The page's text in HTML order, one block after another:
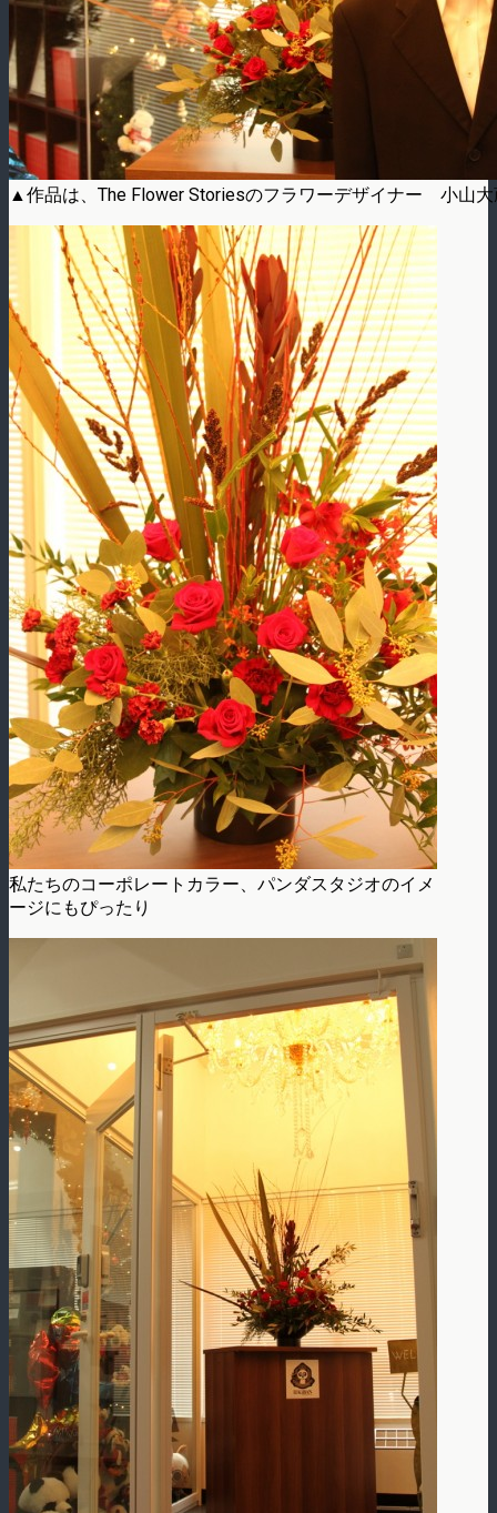
▲作品は、The Flower Storiesのフラワーデザイナー 小山大
私たちのコーポレートカラー、パンダスタジオのイメ
ージにもぴったり